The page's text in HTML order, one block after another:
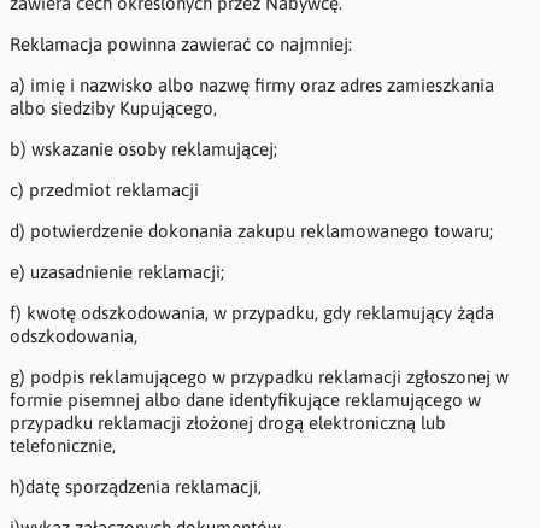
Reklamacja powinna zawierać co najmniej:
a) imię i nazwisko albo nazwę firmy oraz adres zamieszkania
albo siedziby Kupującego,
b) wskazanie osoby reklamującej;
c) przedmiot reklamacji
d) potwierdzenie dokonania zakupu reklamowanego towaru;
e) uzasadnienie reklamacji;
f) kwotę odszkodowania, w przypadku, gdy reklamujący żąda
odszkodowania,
g) podpis reklamującego w przypadku reklamacji zgłoszonej w
formie pisemnej albo dane identyfikujące reklamującego w
przypadku reklamacji złożonej drogą elektroniczną lub
telefonicznie,
h)datę sporządzenia reklamacji,